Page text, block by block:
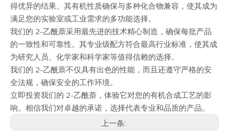
得优异的结果。其有机性质确保与多种化合物兼容，使其成为
满足您的实验室或工业需求的多功能选择。
我们的 2-乙酰萘采用最先进的技术精心制造，确保每批产品
的一致性和可靠性。其专业级配方符合最高行业标准，使其成
为研究人员、化学家和科学家等值得信赖的选择。
我们的 2-乙酰萘不仅具有出色的性能，而且还遵守严格的安
全法规，确保安全的工作环境。
立即投资我们的 2-乙酰萘，体验它对您的有机合成工艺的影
响。相信我们对卓越的承诺，选择代表专业和品质的产品。
上一条: